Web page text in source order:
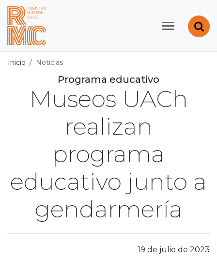
Contenido principal
Registro de Museos
Inicio Noticias
Programa educativo
Museos UACh
realizan
programa
educativo junto a
gendarmería
19 de julio de 2023